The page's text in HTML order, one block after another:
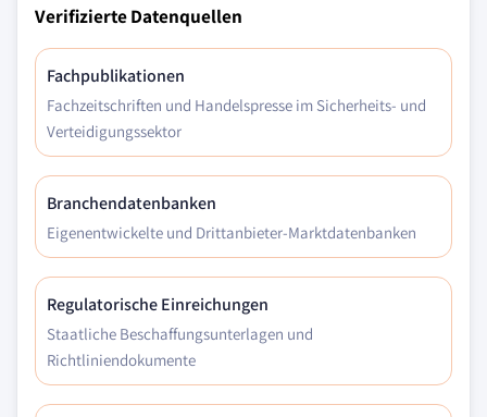
Verifizierte Datenquellen
Fachpublikationen
Fachzeitschriften und Handelspresse im Sicherheits- und
Verteidigungssektor
Branchendatenbanken
Eigenentwickelte und Drittanbieter-Marktdatenbanken
Regulatorische Einreichungen
Staatliche Beschaffungsunterlagen und
Richtliniendokumente